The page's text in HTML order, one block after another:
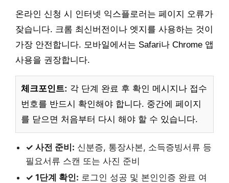
온라인 신청 시 인터넷 익스플로러는 페이지 오류가
잦습니다. 크롬 최신버전이나 엣지를 사용하는 것이
가장 안전합니다. 모바일에서는 Safari나 Chrome 앱
사용을 권장합니다.
체크포인트: 각 단계 완료 후 확인 메시지나 접수
번호를 반드시 확인해야 합니다. 중간에 페이지
를 닫으면 처음부터 다시 해야 할 수 있습니다.
✓ 사전 준비: 신분증, 통장사본, 소득증빙서류 등
필요서류 스캔 또는 사진 준비
✓ 1단계 확인: 로그인 성공 및 본인인증 완료 여